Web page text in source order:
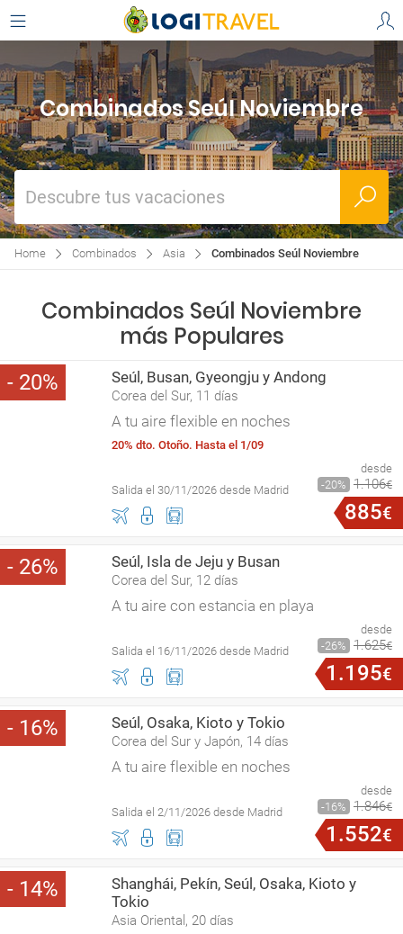
Combinados Seúl Noviembre
Descubre tus vacaciones
Home Combinados Asia Combinados Seúl Noviembre
Combinados Seúl Noviembre
más Populares
20 Seúl, Busan, Gyeongju y Andong
Corea del Sur, 11 días
A tu aire flexible en noches
20% dto. Otoño. Hasta el 1/09
Salida el 30/11/2026 desde Madrid
desde
20
1.106€
885€
26 Seúl, Isla de Jeju y Busan
Corea del Sur, 12 días
A tu aire con estancia en playa
Salida el 16/11/2026 desde Madrid
desde
26
1.625€
1 .195€
16 Seúl, Osaka, Kioto y Tokio
Corea del Sur y Japón, 14 días
A tu aire flexible en noches
Salida el 2/11/2026 desde Madrid
desde
16
1.846€
1 .552€
14
Shanghái, Pekín, Seúl, Osaka, Kioto y
Tokio
Asia Oriental, 20 días